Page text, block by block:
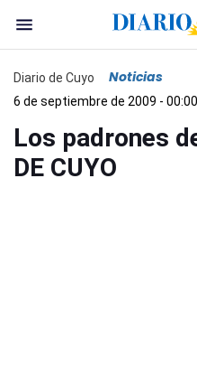
Diario de Cuyo Noticias
6 de septiembre de 2009 - 00:00
Los padrones
DE CUYO